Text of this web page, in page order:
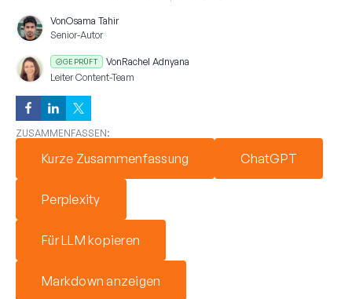
VonOsama Tahir
Senior-Autor
GEPRÜFT VonRachel Adnyana
Leiter Content-Team
ZUSAMMENFASSEN:
Kurze Zusammenfassung ChatGPT
Perplexity
Für LLM kopieren
Markdown anzeigen